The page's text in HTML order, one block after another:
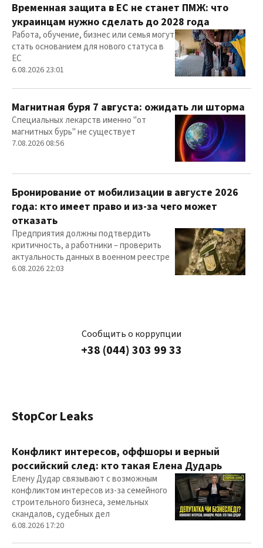
Временная защита в ЕС не станет ПМЖ: что
украинцам нужно сделать до 2028 года
Работа, обучение, бизнес или семья могут
стать основанием для нового статуса в
ЕС
6.08.2026 23:01
Магнитная буря 7 августа: ожидать ли шторма
Специальных лекарств именно "от
магнитных бурь" не существует
7.08.2026 08:56
Бронирование от мобилизации в августе 2026
года: кто имеет право и из-за чего может
отказать
Предприятия должны подтвердить
критичность, а работники – проверить
актуальность данных в военном реестре
6.08.2026 22:03
Сообщить о коррупции
+38 (044) 303 99 33
StopCor Leaks
Конфликт интересов, оффшоры и верный
российский след: кто такая Елена Дударь
Елену Дудар связывают с возможным
конфликтом интересов из-за семейного
строительного бизнеса, земельных
скандалов, судебных дел
6.08.2026 17:20